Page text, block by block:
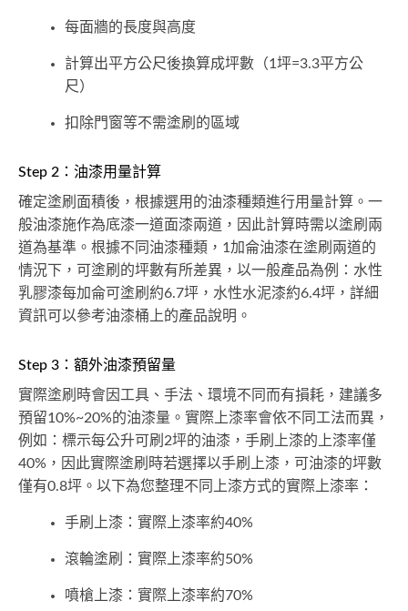
每面牆的長度與高度
計算出平方公尺後換算成坪數（1坪=3.3平方公
尺）
扣除門窗等不需塗刷的區域
Step 2：油漆用量計算
確定塗刷面積後，根據選用的油漆種類進行用量計算。一
般油漆施作為底漆一道面漆兩道，因此計算時需以塗刷兩
道為基準。根據不同油漆種類，1加侖油漆在塗刷兩道的
情況下，可塗刷的坪數有所差異，以一般產品為例：水性
乳膠漆每加侖可塗刷約6.7坪，水性水泥漆約6.4坪，詳細
資訊可以參考油漆桶上的產品說明。
Step 3：額外油漆預留量
實際塗刷時會因工具、手法、環境不同而有損耗，建議多
預留10%~20%的油漆量。實際上漆率會依不同工法而異，
例如：標示每公升可刷2坪的油漆，手刷上漆的上漆率僅
40%，因此實際塗刷時若選擇以手刷上漆，可油漆的坪數
僅有0.8坪。以下為您整理不同上漆方式的實際上漆率：
手刷上漆：實際上漆率約40%
滾輪塗刷：實際上漆率約50%
噴槍上漆：實際上漆率約70%